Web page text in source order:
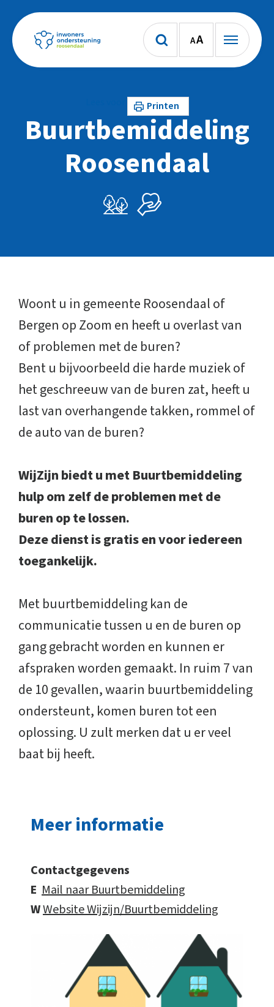
AA
Printen
Buurtbemiddeling
Roosendaal
Woont u in gemeente Roosendaal of
Bergen op Zoom en heeft u overlast van
of problemen met de buren?
Bent u bijvoorbeeld die harde muziek of
het geschreeuw van de buren zat, heeft u
last van overhangende takken, rommel of
de auto van de buren?
WijZijn biedt u met Buurtbemiddeling
hulp om zelf de problemen met de
buren op te lossen.
Deze dienst is gratis en voor iedereen
toegankelijk.
Met buurtbemiddeling kan de
communicatie tussen u en de buren op
gang gebracht worden en kunnen er
afspraken worden gemaakt. In ruim 7 van
de 10 gevallen, waarin buurtbemiddeling
ondersteunt, komen buren tot een
oplossing. U zult merken dat u er veel
baat bij heeft.
Meer informatie
Contactgegevens
E Mail naar Buurtbemiddeling
WWebsite Wijzijn/Buurtbemiddeling